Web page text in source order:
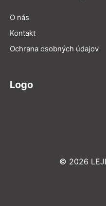
O nás
Kontakt
Ochrana osobných údajov
Logo
© 2026